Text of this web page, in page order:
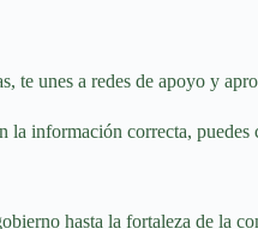
te unes a redes de apoyo y
la información correcta,
hasta la fortaleza de la